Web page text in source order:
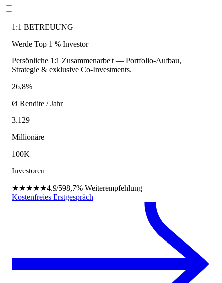
1:1 BETREUUNG
Werde Top 1 % Investor
Persönliche 1:1 Zusammenarbeit — Portfolio-Aufbau,
Strategie & exklusive Co-Investments.
26,8%
Ø Rendite / Jahr
3.129
Millionäre
100K+
Investoren
★★★★★4.9/598,7% Weiterempfehlung
Kostenfreies Erstgespräch